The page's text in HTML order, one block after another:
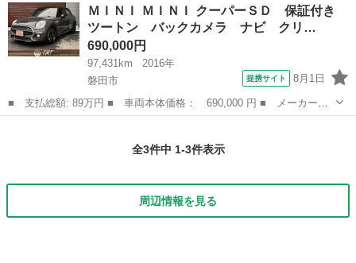
グレー（限定色） 車検...ＭＩＮＩ ＭＩＮＩ クーパーＳＤ 保証付き
ツートン バックカメラ ナビ クリ…
690,000円
97,431km
2016年
磐田市
提携サイト 8月1日
■ 支払総額: 89万円 ■ 車両本体価格： 690,000 円 ■ メーカー
名： ＭＩＮＩ ■ 車種名： ＭＩＮＩ ■ グレード名： クーパー
全3件中 1-3件表示
周辺情報を見る